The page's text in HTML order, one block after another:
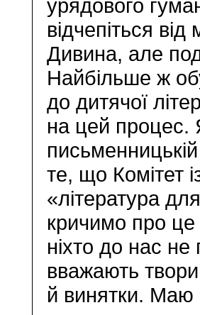
урядового
відчепіться
Дивина, але
Найбільше ж
до дитячої
на цей процес.
письменницькій
те, що Комітет
«література
кричимо про це
ніхто до нас
вважають
й винятки. Маю